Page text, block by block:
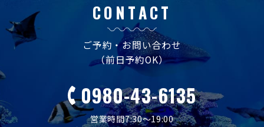
CONTACT
ご予約・お問い合わせ
（前日予約OK）
0980-43-6135
営業時間7:30～19:00